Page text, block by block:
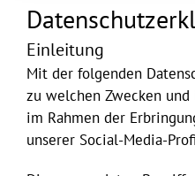
Einleitung
Mit der folgenden
zu welchen Zwecken
im Rahmen der
unserer Social-Media-